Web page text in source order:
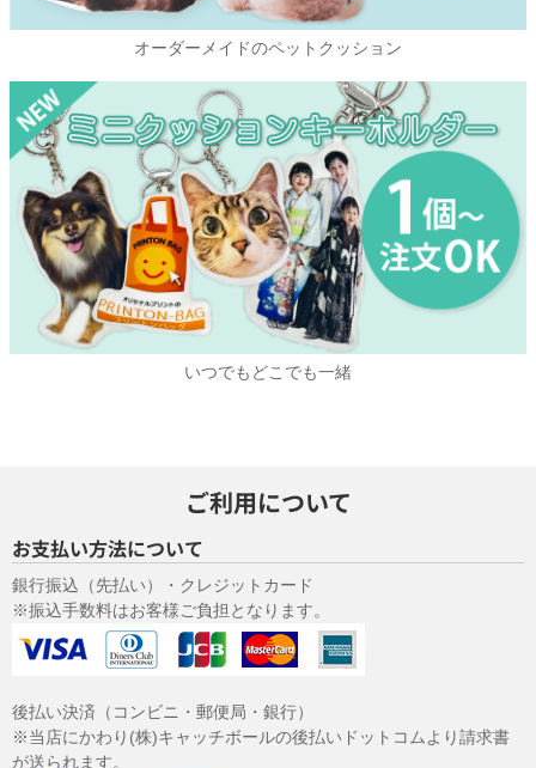
オーダーメイドのペットクッション
いつでもどこでも一緒
ご利用について
お支払い方法について
銀行振込（先払い）・クレジットカード
※振込手数料はお客様ご負担となります。
後払い決済（コンビニ・郵便局・銀行）
※当店にかわり(株)キャッチボールの後払いドットコムより請求書
が送られます。